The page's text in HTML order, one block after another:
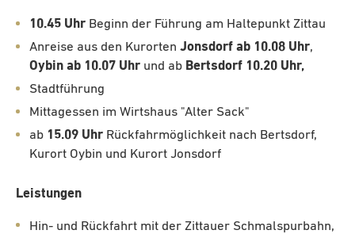
10.45 Uhr Beginn der Führung am Haltepunkt Zittau
Anreise aus den Kurorten Jonsdorf ab 10.08 Uhr,
Oybin ab 10.07 Uhr und ab Bertsdorf 10.20 Uhr,
Stadtführung
Mittagessen im Wirtshaus "Alter Sack"
ab 15.09 Uhr Rückfahrmöglichkeit nach Bertsdorf,
Kurort Oybin und Kurort Jonsdorf
Leistungen
Hin- und Rückfahrt mit der Zittauer Schmalspurbahn,